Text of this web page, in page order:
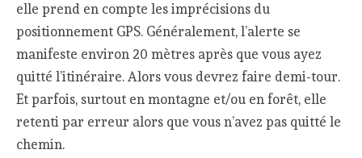
elle prend en compte les imprécisions du
positionnement GPS. Généralement, l’alerte se
manifeste environ 20 mètres après que vous ayez
quitté l’itinéraire. Alors vous devrez faire demi-tour.
Et parfois, surtout en montagne et/ou en forêt, elle
retenti par erreur alors que vous n’avez pas quitté le
chemin.